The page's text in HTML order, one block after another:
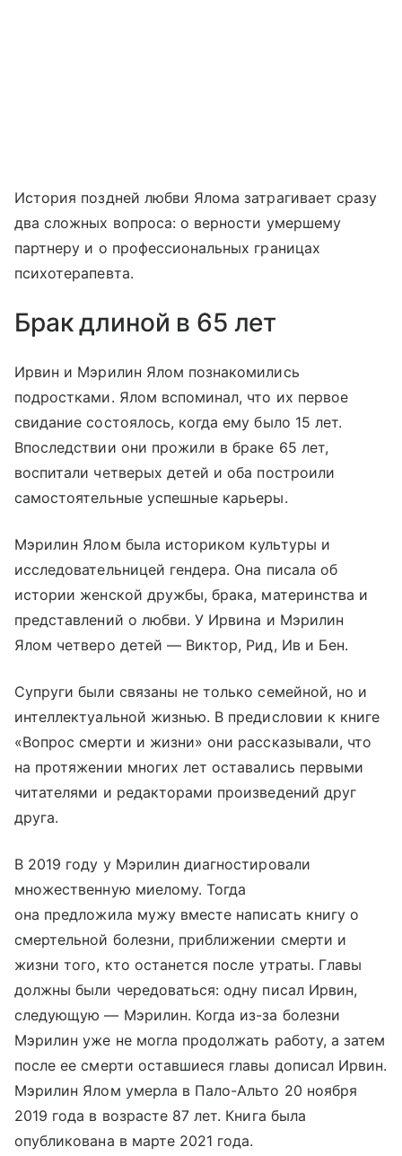
История поздней любви Ялома затрагивает сразу
два сложных вопроса: о верности умершему
партнеру и о профессиональных границах
психотерапевта.
Брак длиной в 65 лет
Ирвин и Мэрилин Ялом познакомились
подростками. Ялом вспоминал, что их первое
свидание состоялось, когда ему было 15 лет.
Впоследствии они прожили в браке 65 лет,
воспитали четверых детей и оба построили
самостоятельные успешные карьеры.
Мэрилин Ялом была историком культуры и
исследовательницей гендера. Она писала об
истории женской дружбы, брака, материнства и
представлений о любви. У Ирвина и Мэрилин
Ялом четверо детей — Виктор, Рид, Ив и Бен.
Супруги были связаны не только семейной, но и
интеллектуальной жизнью. В предисловии к книге
«Вопрос смерти и жизни» они рассказывали, что
на протяжении многих лет оставались первыми
читателями и редакторами произведений друг
друга.
В 2019 году у Мэрилин диагностировали
множественную миелому. Тогда
она предложила мужу вместе написать книгу о
смертельной болезни, приближении смерти и
жизни того, кто останется после утраты. Главы
должны были чередоваться: одну писал Ирвин,
следующую — Мэрилин. Когда из-за болезни
Мэрилин уже не могла продолжать работу, а затем
после ее смерти оставшиеся главы дописал Ирвин.
Мэрилин Ялом умерла в Пало-Альто 20 ноября
2019 года в возрасте 87 лет. Книга была
опубликована в марте 2021 года.